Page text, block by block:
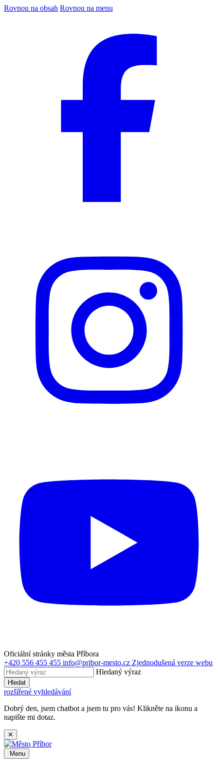
Rovnou na obsah Rovnou na menu
Oficiální stránky města Příbora
+420 556 455 455 info@pribor-mesto.cz Zjednodušená verze webu
Hledaný výraz
Hledat
rozšířené vyhledávání
Dobrý den, jsem chatbot a jsem tu pro vás! Klikněte na ikonu a
napište mi dotaz.
✕
Menu